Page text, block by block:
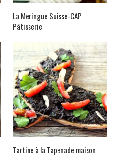
La Meringue Suisse-CAP
Pâtisserie
Tartine à la Tapenade maison